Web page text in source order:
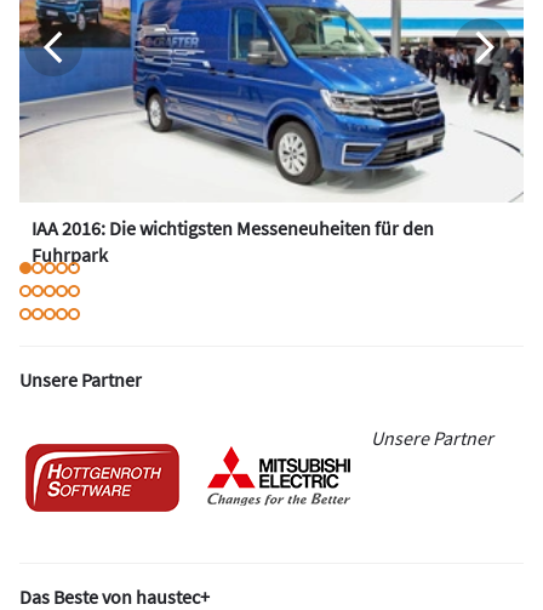
IAA 2016: Die wichtigsten Messeneuheiten für den
Fuhrpark
Unsere Partner
Unsere Partner
Das Beste von haustec+